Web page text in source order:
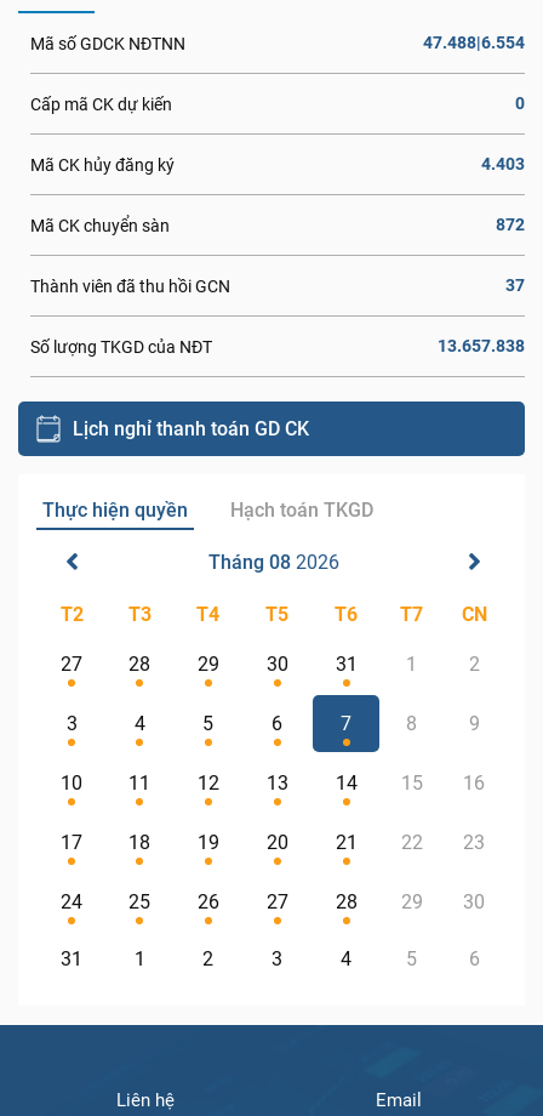
Mã số GDCK NĐTNN 47.488|6.554
Cấp mã CK dự kiến 0
Mã CK hủy đăng ký 4.403
Mã CK chuyển sàn 872
Thành viên đã thu hồi GCN 37
Số lượng TKGD của NĐT 13.657.838
Lịch nghỉ thanh toán GD CK
Thực hiện quyền Hạch toán TKGD
Tháng 08 2026
T2 T3 T4 T5 T6 T7 CN
27 28 29 30 31 1 2
3 4 5 6 7 8 9
10 11 12 13 14 15 16
17 18 19 20 21 22 23
24 25 26 27 28 29 30
31 1 2 3 4 5 6
Liên hệ Email